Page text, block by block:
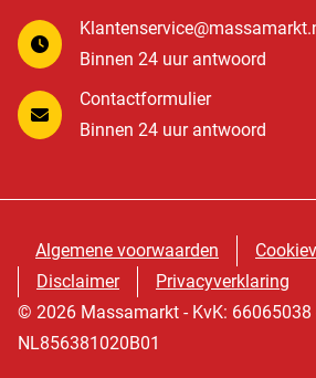
Binnen 24 uur antwoord
Contactformulier
Binnen 24 uur antwoord
Algemene voorwaarden
Disclaimer
Privacyverklaring
© 2026 Massamarkt - KvK: 66065038
NL856381020B01